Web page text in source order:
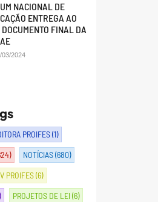
NACIONAL DE
ENTREGA AO
DOCUMENTO FINAL DA
03/2024
PROIFES(1)
NOTÍCIAS(680)
PROIFES(6)
PROJETOS DE LEI(6)